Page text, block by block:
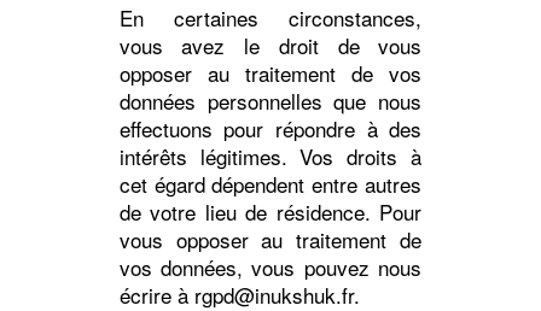
En certaines circonstances,
vous avez le droit de vous
opposer au traitement de vos
données personnelles que nous
effectuons pour répondre à des
intérêts légitimes. Vos droits à
cet égard dépendent entre autres
de votre lieu de résidence. Pour
vous opposer au traitement de
vos données, vous pouvez nous
écrire à rgpd@inukshuk.fr.